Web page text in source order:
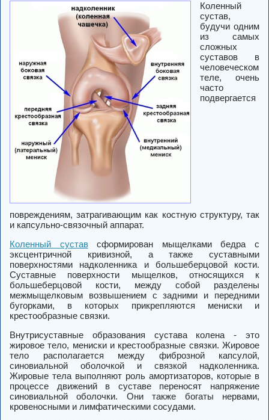
Коленный
сустав,
будучи одним
из самых
сложных
суставов в
человеческом
теле, очень
часто
подвергается
повреждениям, затрагивающим как костную структуру, так
и капсульно-связочный аппарат.
Коленный суставсформирован мыщелками бедра с
эксцентричной кривизной, а также суставными
поверхностями надколенника и большеберцовой кости.
Суставные поверхности мыщелков, относящихся к
большеберцовой кости, между собой разделены
межмыщелковым возвышением с задними и передними
бугорками, в которых прикрепляются мениски и
крестообразные связки.
Внутрисуставные образования сустава колена - это
жировое тело, мениски и крестообразные связки. Жировое
тело располагается между фиброзной капсулой,
синовиальной оболочкой и связкой надколенника.
Жировые тела выполняют роль амортизаторов, которые в
процессе движений в суставе переносят напряжение
синовиальной оболочки. Они также богаты нервами,
кровеносными и лимфатическими сосудами.